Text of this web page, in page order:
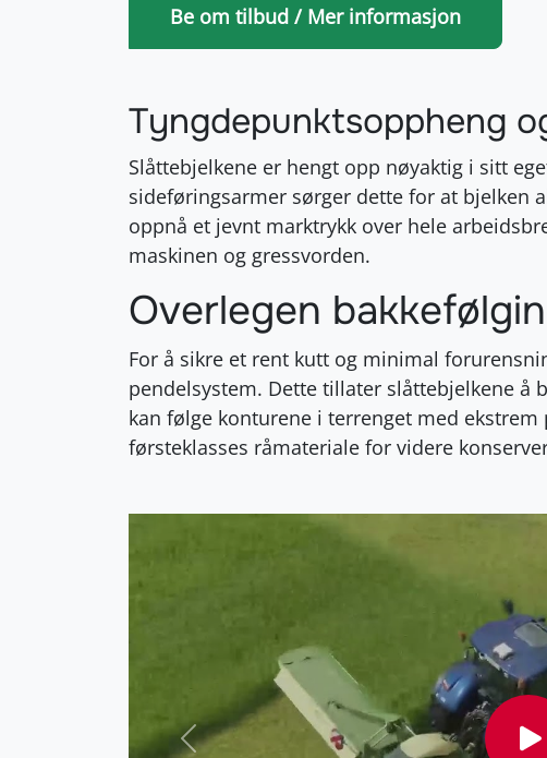
Be om tilbud / Mer informasjon
Tyngdepunktsoppheng
Slåttebjelkene er hengt opp nøyaktig i sitt
sideføringsarmer sørger dette for at bjelken
oppnå et jevnt marktrykk over hele
maskinen og gressvorden.
Overlegen
For å sikre et rent kutt og minimal
pendelsystem. Dette tillater slåttebjelkene å
kan følge konturene i terrenget med
førsteklasses råmateriale for videre
Forrige